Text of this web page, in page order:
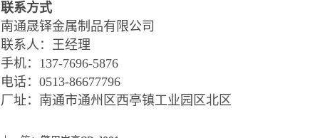
联系方式
南通晟铎金属制品有限公司
联系人：王经理
手机：137-7696-5876
电话：0513-86677796
厂址：南通市通州区西亭镇工业园区北区